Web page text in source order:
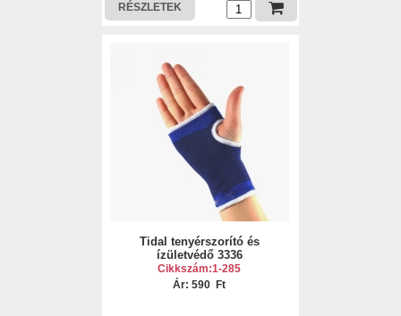
RÉSZLETEK
Tidal tenyérszorító és
ízületvédő 3336
Cikkszám:1-285
Ár: 590 Ft